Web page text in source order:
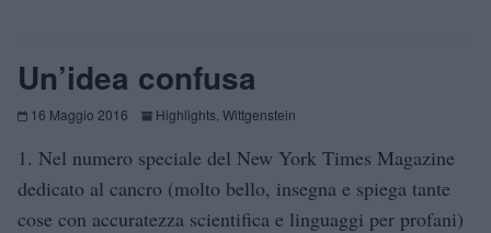
Un’idea confusa
16 Maggio 2016 Highlights Wittgenstein
1. Nel numero speciale del New York Times Magazine
dedicato al cancro (molto bello, insegna e spiega tante
cose con accuratezza scientifica e linguaggi per profani)